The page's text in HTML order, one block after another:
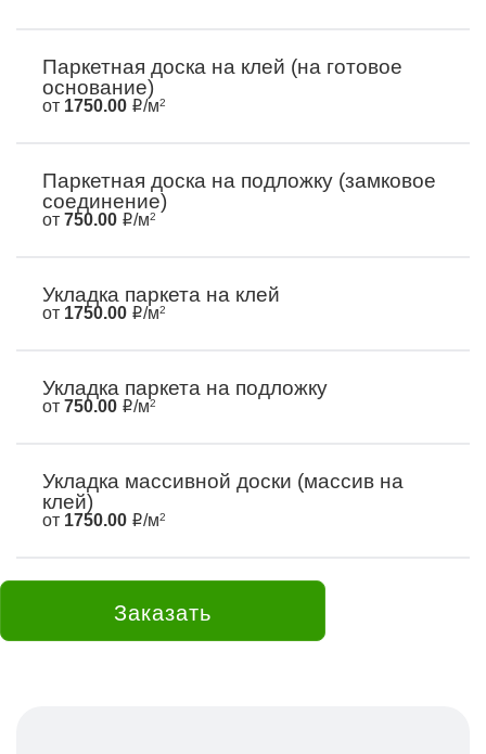
Паркетная доска на клей (на готовое
основание)
от 1750.00 /м2
Паркетная доска на подложку (замковое
соединение)
от 750.00 /м2
Укладка паркета на клей
от 1750.00 /м2
Укладка паркета на подложку
от 750.00 /м2
Укладка массивной доски (массив на
клей)
от 1750.00 /м2
Заказать